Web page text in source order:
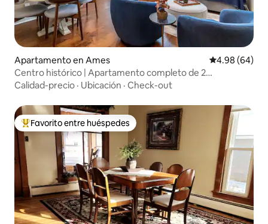
Apartamento en Ames Calificación
4.98 (64)
Centro histórico | Apartamento completo de 2
dormitorios
Calidad-precio · Ubicación · Check-out
Favorito entre huéspedes preferido
Favorito entre huéspedes